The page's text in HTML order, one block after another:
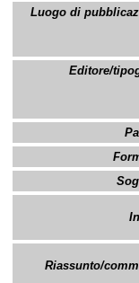
Luogo di
Editore/
Riassunto/